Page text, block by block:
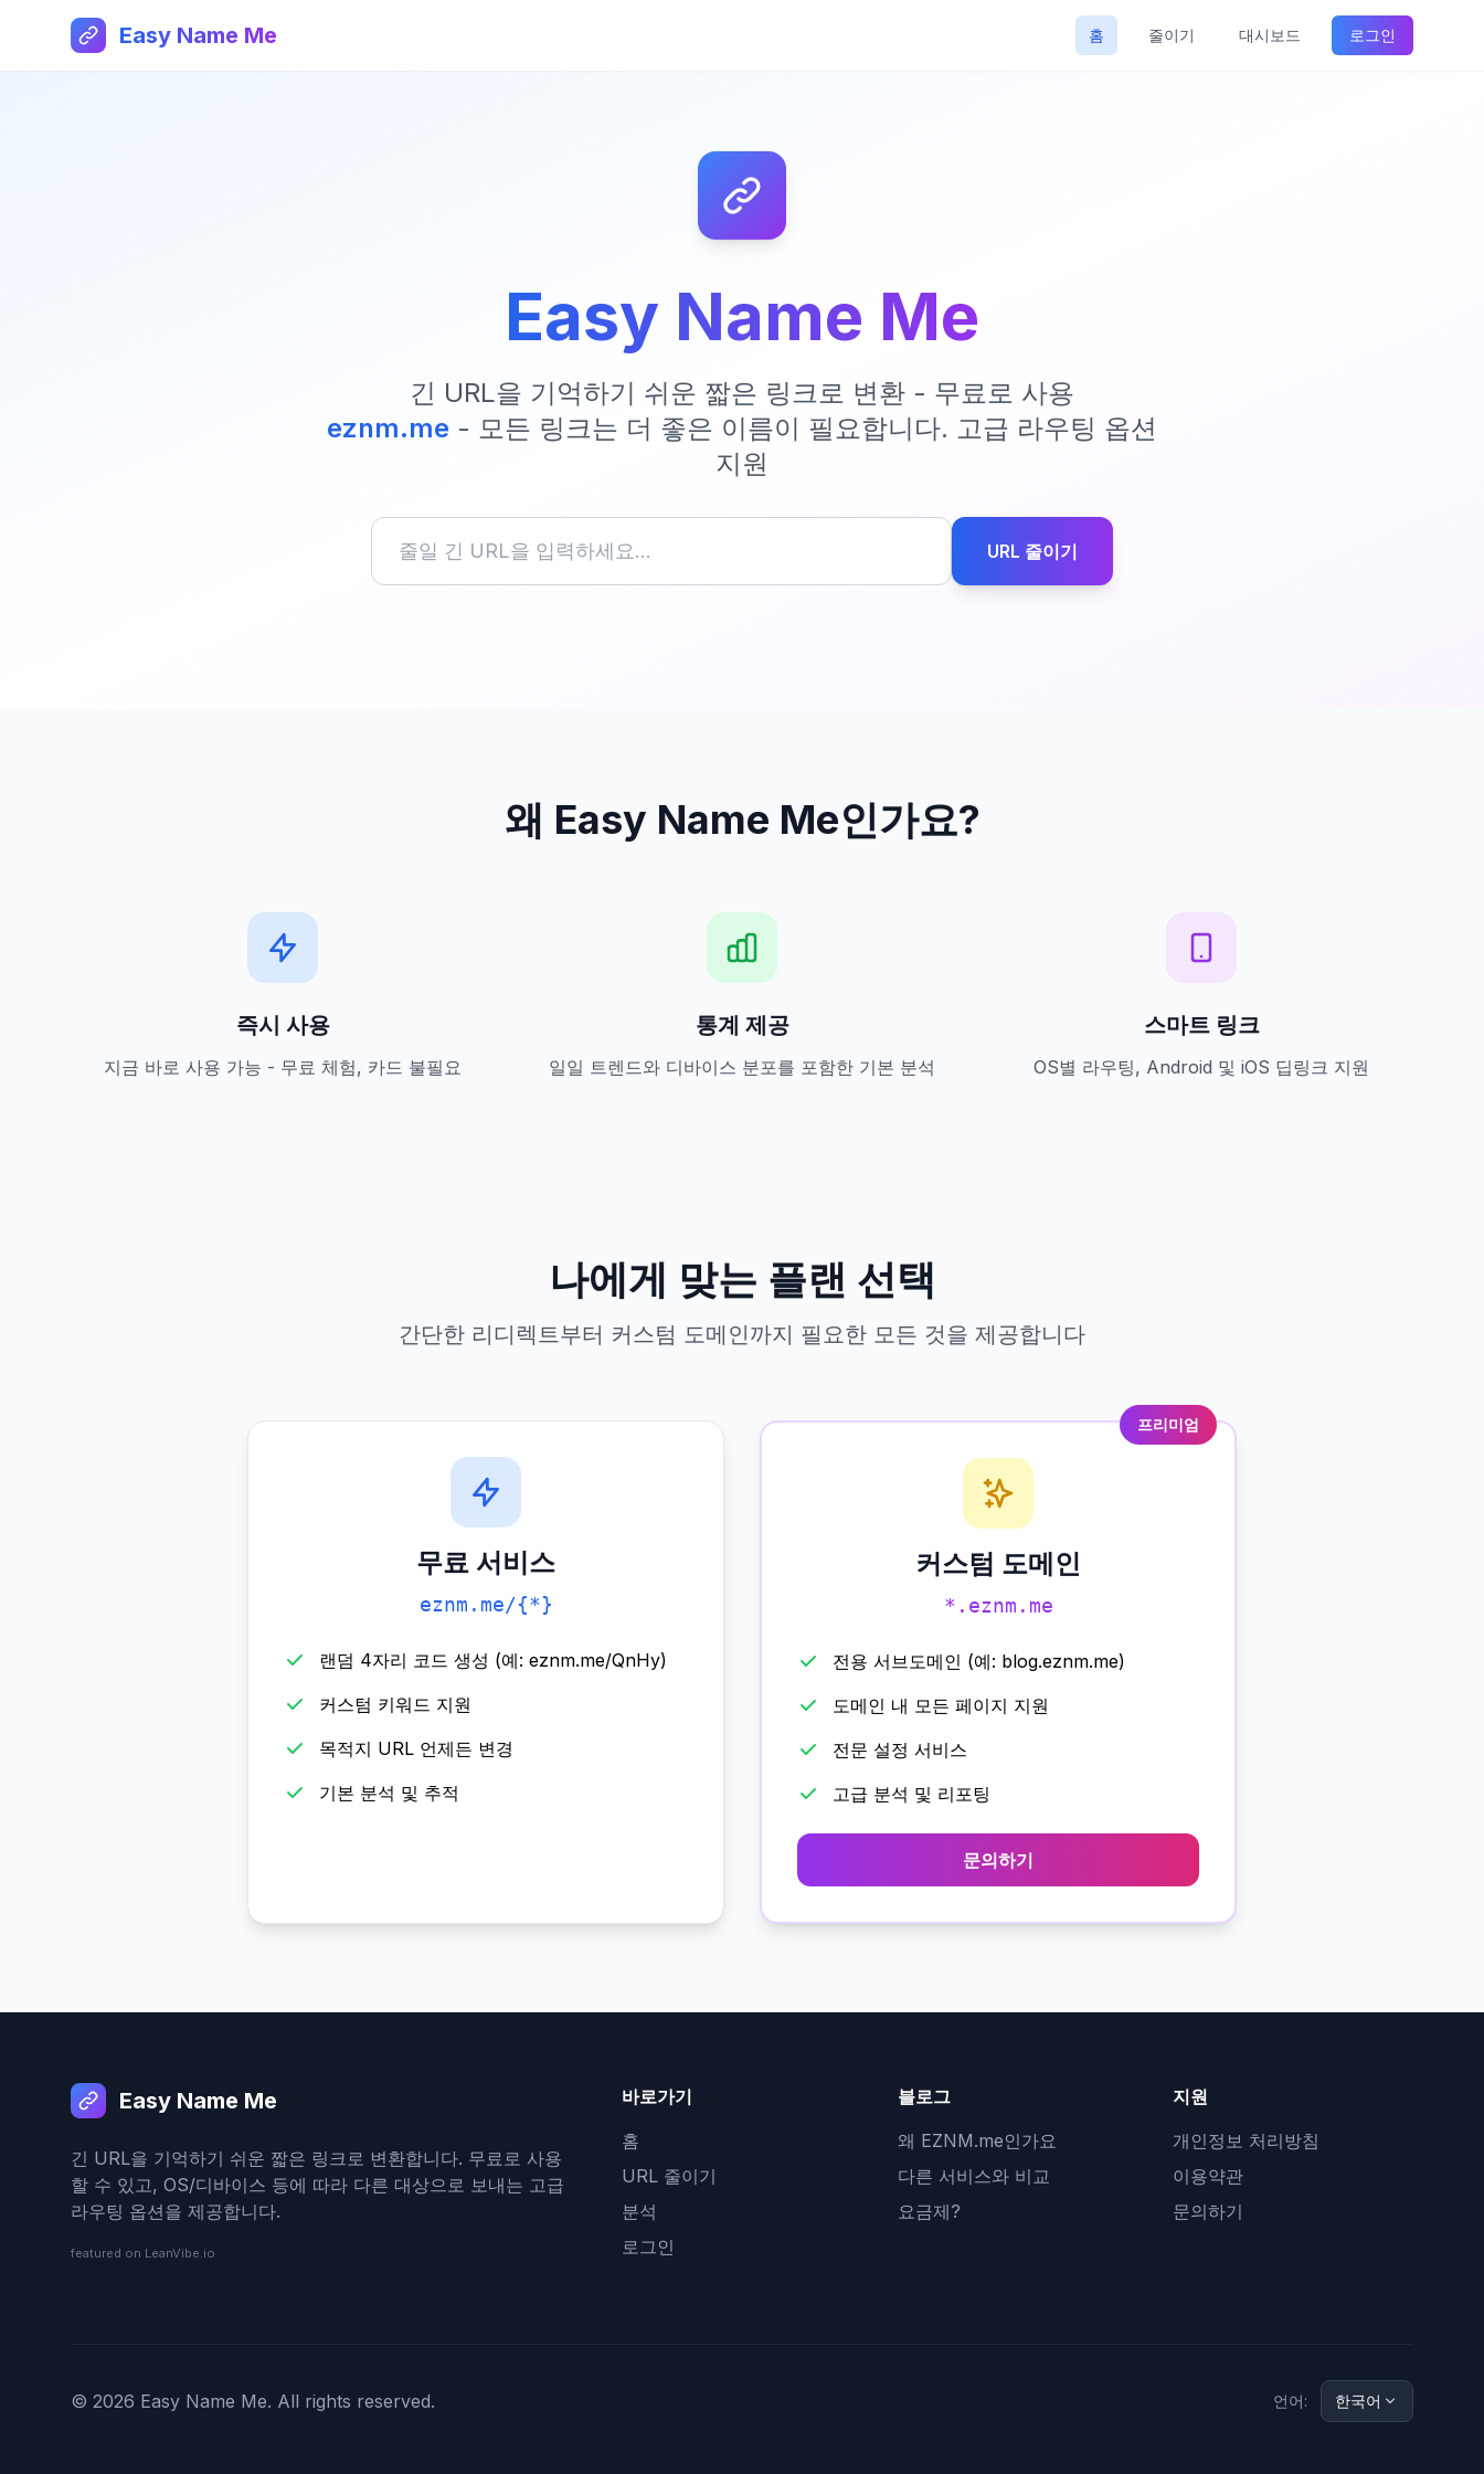
Easy Name Me 홈 줄이기 대시보드 로그인
Easy Name Me
긴 URL을 기억하기 쉬운 짧은 링크로 변환 - 무료로 사용
eznm.me - 모든 링크는 더 좋은 이름이 필요합니다. 고급 라우팅 옵션
지원
URL 줄이기
왜 Easy Name Me인가요?
즉시 사용
지금 바로 사용 가능 - 무료 체험, 카드 불필요
통계 제공
일일 트렌드와 디바이스 분포를 포함한 기본 분석
스마트 링크
OS별 라우팅, Android 및 iOS 딥링크 지원
나에게 맞는 플랜 선택
간단한 리디렉트부터 커스텀 도메인까지 필요한 모든 것을 제공합니다
무료 서비스
eznm.me/{*}
랜덤 4자리 코드 생성 (예: eznm.me/QnHy)
커스텀 키워드 지원
목적지 URL 언제든 변경
기본 분석 및 추적
프리미엄
커스텀 도메인
*.eznm.me
전용 서브도메인 (예: blog.eznm.me)
도메인 내 모든 페이지 지원
전문 설정 서비스
고급 분석 및 리포팅
문의하기
Easy Name Me
긴 URL을 기억하기 쉬운 짧은 링크로 변환합니다. 무료로 사용
할 수 있고, OS/디바이스 등에 따라 다른 대상으로 보내는 고급
라우팅 옵션을 제공합니다.
featured on LeanVibe.io
바로가기
홈
URL 줄이기
분석
로그인
블로그
왜 EZNM.me인가요
다른 서비스와 비교
요금제?
지원
개인정보 처리방침
이용약관
문의하기
© 2026 Easy Name Me. All rights reserved. 언어: 한국어